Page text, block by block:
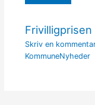
Frivilligprisen
Skriv en
KommuneNyheder